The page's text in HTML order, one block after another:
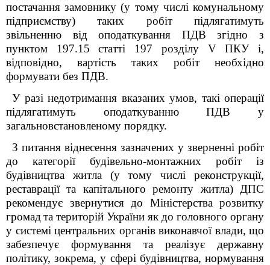
постачання замовнику (у тому числі комунальному
підприємству) таких робіт підлягатимуть
звільненню від оподаткування ПДВ згідно з
пунктом 197.15 статті 197 розділу V ПКУ і,
відповідно, вартість таких робіт необхідно
формувати без ПДВ.
У разі недотримання вказаних умов, такі операції
підлягатимуть оподаткуванню ПДВ у
загальновстановленому порядку.
З питання віднесення зазначених у зверненні робіт
до категорії будівельно-монтажних робіт із
будівництва житла (у тому числі реконструкції,
реставрації та капітального ремонту житла) ДПС
рекомендує звернутися до Міністерства розвитку
громад та територій України як до головного органу
у системі центральних органів виконавчої влади, що
забезпечує формування та реалізує державну
політику, зокрема, у сфері будівництва, нормування